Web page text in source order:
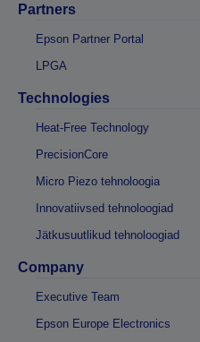
Partners
Epson Partner Portal
LPGA
Technologies
Heat-Free Technology
PrecisionCore
Micro Piezo tehnoloogia
Innovatiivsed tehnoloogiad
Jätkusuutlikud tehnoloogiad
Company
Executive Team
Epson Europe Electronics